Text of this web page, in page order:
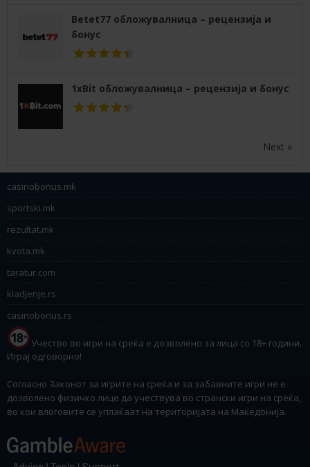
Betet77 обложувалница – рецензија и
бонус
1xBit обложувалница – рецензија и бонус
Next »
casinobonus.mk
sportski.mk
rezultat.mk
kvota.mk
taratur.com
kladjenje.rs
casinobonus.rs
Учество во игри на среќа е дозволено за лица со 18+ години.
Играј одговорно!
Согласно Законот за игрите на среќа и за забавните игри не е
дозволено физичко лице да учествува во странски игри на среќа,
во кои влоговите се уплаќаат на територијата на Македонија.